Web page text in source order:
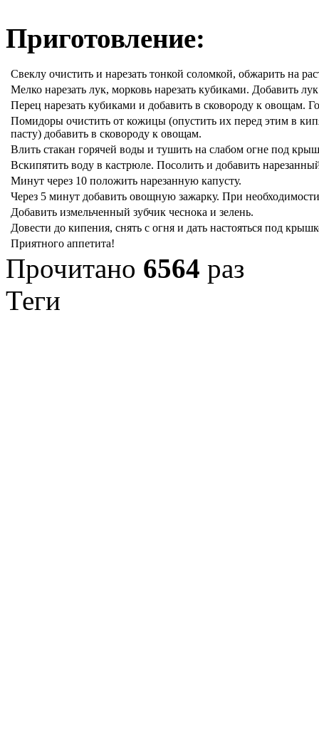
Приготовление:
Свеклу очистить и нарезать тонкой соломкой, обжарить на
Мелко нарезать лук, морковь нарезать кубиками. Добавить
Перец нарезать кубиками и добавить в сковороду к овощам.
Помидоры очистить от кожицы (опустить их перед этим в
пасту) добавить в сковороду к овощам.
Влить стакан горячей воды и тушить на слабом огне под
Вскипятить воду в кастрюле. Посолить и добавить
Минут через 10 положить нарезанную капусту.
Через 5 минут добавить овощную зажарку. При
Добавить измельченный зубчик чеснока и зелень.
Довести до кипения, снять с огня и дать настояться под
Приятного аппетита!
Прочитано 6564 раз
Теги